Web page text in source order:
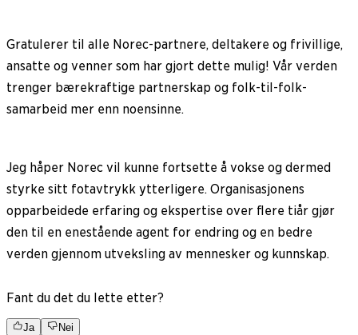
Gratulerer til alle Norec-partnere, deltakere og frivillige,
ansatte og venner som har gjort dette mulig! Vår verden
trenger bærekraftige partnerskap og folk-til-folk-
samarbeid mer enn noensinne.
Jeg håper Norec vil kunne fortsette å vokse og dermed
styrke sitt fotavtrykk ytterligere. Organisasjonens
opparbeidede erfaring og ekspertise over flere tiår gjør
den til en enestående agent for endring og en bedre
verden gjennom utveksling av mennesker og kunnskap.
Fant du det du lette etter?
Ja Nei